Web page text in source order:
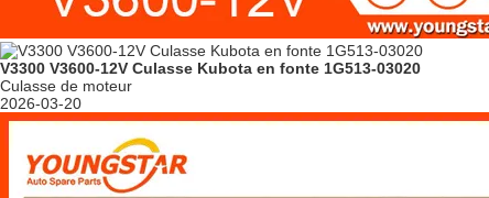
V3300 V3600-12V Culasse Kubota en fonte 1G513-03020
Culasse de moteur
2026-03-20